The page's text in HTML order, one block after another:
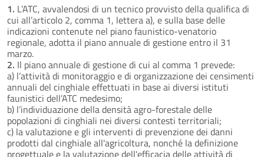
1. L’ATC, avvalendosi di un tecnico provvisto della qualifica di
cui all’articolo 2, comma 1, lettera a), e sulla base delle
indicazioni contenute nel piano faunistico-venatorio
regionale, adotta il piano annuale di gestione entro il 31
marzo.
2. Il piano annuale di gestione di cui al comma 1 prevede:
a) l’attività di monitoraggio e di organizzazione dei censimenti
annuali del cinghiale effettuati in base ai diversi istituti
faunistici dell’ATC medesimo;
b) l’individuazione della densità agro-forestale delle
popolazioni di cinghiali nei diversi contesti territoriali;
c) la valutazione e gli interventi di prevenzione dei danni
prodotti dal cinghiale all'agricoltura, nonché la definizione
progettuale e la valutazione dell'efficacia delle attività di